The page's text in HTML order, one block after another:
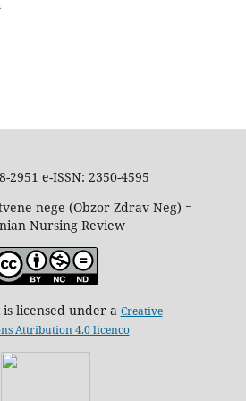
2951 e-ISSN: 2350-4595
nege (Obzor Zdrav Neg) =
Nursing Review
licensed under a Creative
Attribution 4.0 licenco